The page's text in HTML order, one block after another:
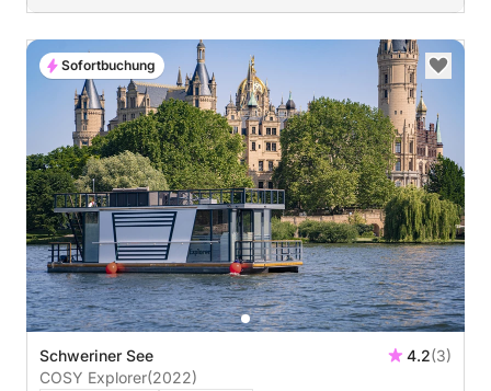
Schweriner See 4.2(3)
COSY Explorer(2022)
Sofortbuchung